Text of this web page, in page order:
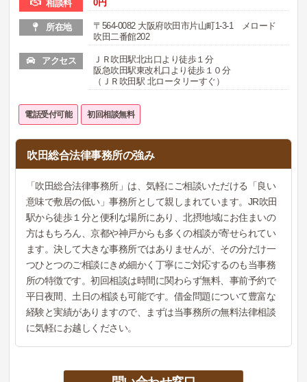
相談料 0円
所在地
〒564-0082 大阪府吹田市片山町1-3-1 メロード
吹田二番館202
アクセス
ＪＲ吹田駅北出口より徒歩１分
阪急吹田駅東改札口より徒歩１０分
（ＪＲ吹田駅 北ロータリーすぐ）
電話受付可能 初回相談無料
吹田総合法律事務所の強み
「吹田総合法律事務所」は、気軽にご相談いただける「良い
意味で敷居の低い」事務所として親しまれています。JR吹田
駅から徒歩１分と便利な場所にあり、北摂地域にお住まいの
方はもちろん、京都や神戸からも多くの相談が寄せられてい
ます。決して大きな事務所ではありませんが、その分だけ一
つひとつのご相談にきめ細かく丁寧にご対応するのも当事務
所の特徴です。初回相談は時間に関わらず無料、事前予約で
平日夜間、土日の相談も可能です。借金問題について豊富な
経験と実績がありますので、まずは当事務所の無料法律相談
に気軽にお越しください。